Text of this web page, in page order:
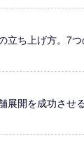
立ち上げ方。7
展開を成功させ